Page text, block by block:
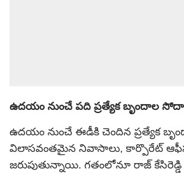
ఉదయం నుంచే పది ప్రత్యేక బృందాల
ఉదయం నుంచే ఈడీకి చెందిన ప్రత్యేక
విలాసవంతమైన నివాసాలు, కార్పొరేట్
జరుపుతున్నాయి. గతంలోనూ రాజ్ కేసిరెడ్డి